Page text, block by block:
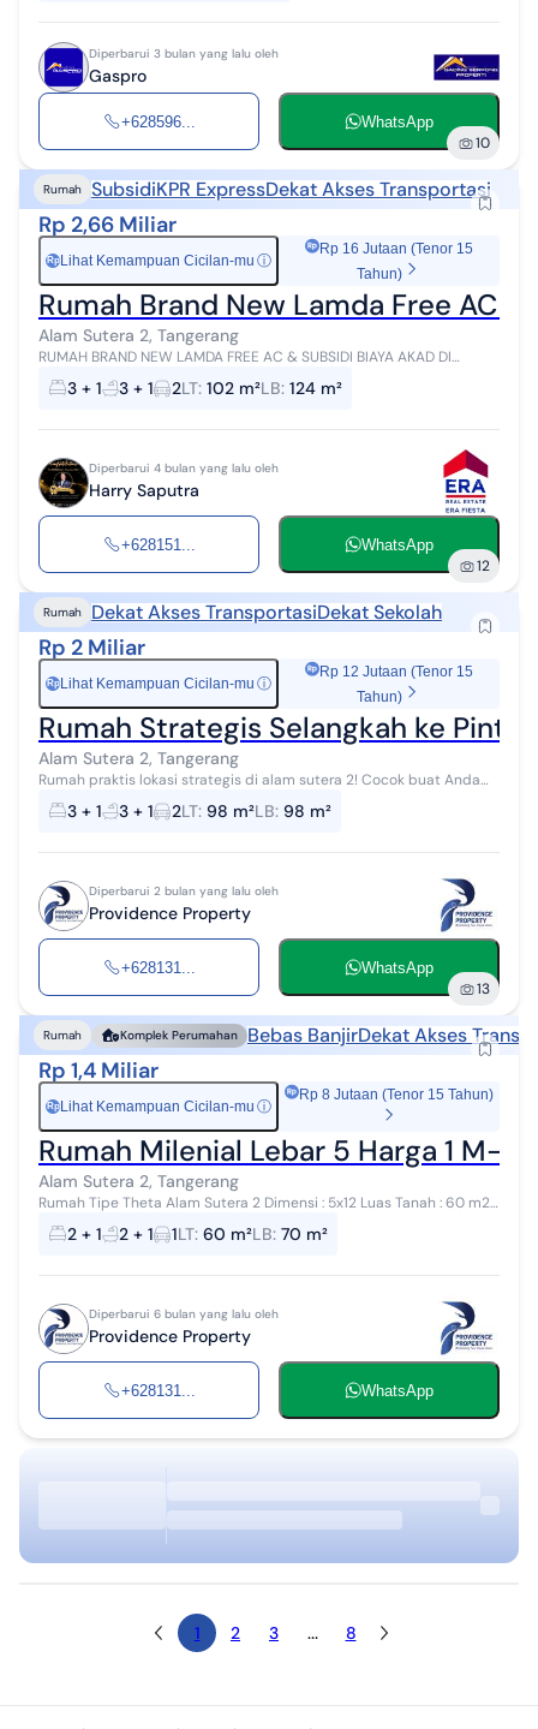
Diperbarui 3 bulan yang lalu oleh
Gaspro
+628596... WhatsApp
10
Rumah SubsidiKPR ExpressDekat Akses Transportasi
Rp 2,66 Miliar
Rp Lihat Kemampuan Cicilan-mu ⓘ
Rp 16 Jutaan (Tenor 15
Tahun)
Rumah Brand New Lamda Free AC
Alam Sutera 2, Tangerang
RUMAH BRAND NEW LAMDA FREE AC & SUBSIDI BIAYA AKAD DI
SUTERA RASUNA ALAM SUTERA 2 Alam Sutera 2 (Across Alam
Sutera1) 5 mnt MRT (Futures) | 10 mnt...
3 + 1 3 + 1 2LT: 102 m²LB: 124 m²
Diperbarui 4 bulan yang lalu oleh
Harry Saputra
+628151... WhatsApp
12
Rumah Dekat Akses TransportasiDekat Sekolah
Rp 2 Miliar
Rp Lihat Kemampuan Cicilan-mu ⓘ
Rp 12 Jutaan (Tenor 15
Tahun)
Rumah Strategis Selangkah ke Pintu
Alam Sutera 2, Tangerang
Rumah praktis lokasi strategis di alam sutera 2! Cocok buat Anda
keluarga muda atau milenial yang pengen tinggal di lingkungan
super asri, fasilita...
3 + 1 3 + 1 2LT: 98 m²LB: 98 m²
Diperbarui 2 bulan yang lalu oleh
Providence Property
+628131... WhatsApp
13
Rumah Komplek Perumahan Bebas BanjirDekat Akses
Rp 1,4 Miliar
Rp Lihat Kemampuan Cicilan-mu ⓘ
Rp 8 Jutaan (Tenor 15 Tahun)
Rumah Milenial Lebar 5 Harga 1 M-
Alam Sutera 2, Tangerang
Rumah Tipe Theta Alam Sutera 2 Dimensi : 5x12 Luas Tanah : 60 m2
Luas Bangunan : 70 m2 Kamar Tidur : 2 Kamar Mandi : 1+1 Carport : 1 2
Lantai Lok...
2 + 1 2 + 1 1LT: 60 m²LB: 70 m²
Diperbarui 6 bulan yang lalu oleh
Providence Property
+628131... WhatsApp
1 2 3 ... 8